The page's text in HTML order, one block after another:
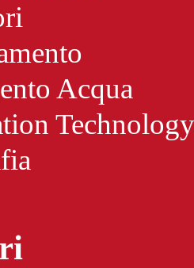
Acqua
Technology